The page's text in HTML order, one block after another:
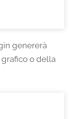
genererà
o della